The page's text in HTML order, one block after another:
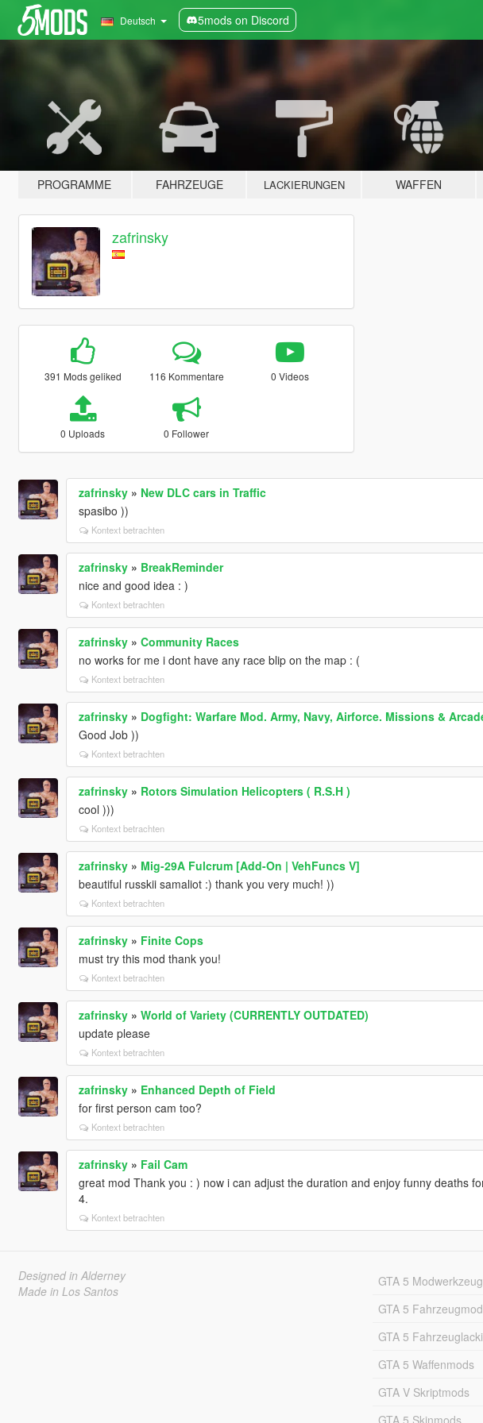
Deutsch 5mods on Discord
PROGRAMME FAHRZEUGE LACKIERUNGEN WAFFEN
zafrinsky
391 Mods geliked 116 Kommentare 0 Videos
0 Uploads 0 Follower
zafrinsky» New DLC cars in Traffic
spasibo ))
Kontext betrachten
zafrinsky» BreakReminder
nice and good idea : )
Kontext betrachten
zafrinsky» Community Races
no works for me i dont have any race blip on the map : (
Kontext betrachten
zafrinsky» Dogfight: Warfare Mod. Army, Navy, Airforce. Missions &
Good Job ))
Kontext betrachten
zafrinsky» Rotors Simulation Helicopters ( R.S.H )
cool )))
Kontext betrachten
zafrinsky» Mig-29A Fulcrum [Add-On | VehFuncs V]
beautiful russkii samaliot :) thank you very much! ))
Kontext betrachten
zafrinsky» Finite Cops
must try this mod thank you!
Kontext betrachten
zafrinsky» World of Variety (CURRENTLY OUTDATED)
update please
Kontext betrachten
zafrinsky» Enhanced Depth of Field
for first person cam too?
Kontext betrachten
zafrinsky» Fail Cam
great mod Thank you : ) now i can adjust the duration and enjoy funny deaths
4.
Kontext betrachten
Designed in Alderney
Made in Los Santos
GTA 5
GTA 5
GTA 5
GTA 5 Waffenmods
GTA V Skriptmods
GTA 5 Skinmods